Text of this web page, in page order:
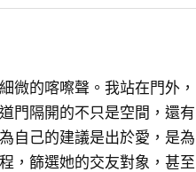
微的喀嚓聲。我站在門外，
門隔開的不只是空間，還有
自己的建議是出於愛，是為
，篩選她的交友對象，甚至